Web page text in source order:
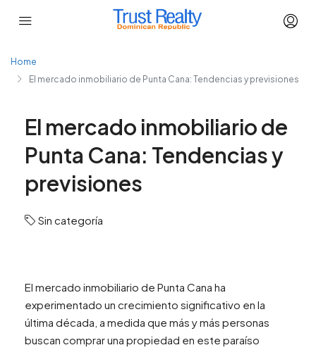
Home
El mercado inmobiliario de Punta Cana: Tendencias y previsiones
El mercado inmobiliario de
Punta Cana: Tendencias y
previsiones
Sin categoría
El mercado inmobiliario de Punta Cana ha
experimentado un crecimiento significativo en la
última década, a medida que más y más personas
buscan comprar una propiedad en este paraíso